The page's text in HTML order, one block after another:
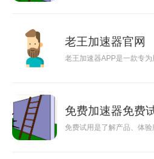
老王加速器官网
老王加速器APP是一款专
免费加速器免费
免费试用是了解产品、体